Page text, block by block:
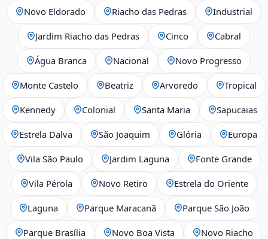
Novo Eldorado Riacho das Pedras Industrial
Jardim Riacho das Pedras Cinco Cabral
Água Branca Nacional Novo Progresso
Monte Castelo Beatriz Arvoredo Tropical
Kennedy Colonial Santa Maria Sapucaias
Estrela Dalva São Joaquim Glória Europa
Vila São Paulo Jardim Laguna Fonte Grande
Vila Pérola Novo Retiro Estrela do Oriente
Laguna Parque Maracanã Parque São João
Parque Brasília Novo Boa Vista Novo Riacho